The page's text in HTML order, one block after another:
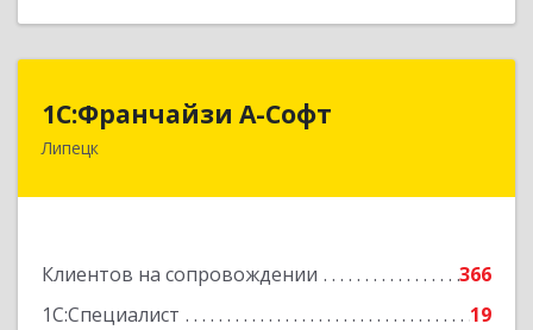
1С:Франчайзи А-Софт
Липецк
Клиентов на сопровождении
366
1С:Специалист
19
1С:Франчайзи А-Софт
398059, Липецкая обл, Липецк г, Фрунзе ул,